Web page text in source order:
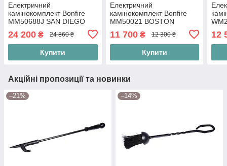
Електричний
камінокомплект Bonfire
MM50688J SAN DIEGO
24 200 ₴ 24 860 ₴
Купити
Електричний
камінокомплект Bonfire
MM50021 BOSTON
11 700₴ 12 300 ₴
Купити
12
Акційні пропозиції та новинки
–21% –14%